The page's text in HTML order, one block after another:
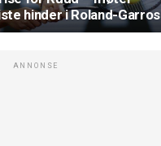
hinder i Roland-Garros
ANNONSE